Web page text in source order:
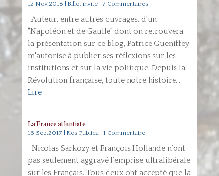
12 Nov,2018 Billet invité| 7 Commentaires
Auteur, entre autres ouvrages, d'un
"Napoléon et de Gaulle" dont on retrouvera
la présentation sur ce blog, Patrice Gueniffey
m'autorise à publier ses réflexions sur les
institutions et sur la vie politique. Depuis la
Révolution française, toute notre histoire...
Lire
La France atlantiste
16 Sep,2017| Res Publica| 1 Commentaire
Nicolas Sarkozy et François Hollande n’ont
pas seulement aggravé l’emprise ultralibérale
sur les Français. Tous deux ont accepté que la